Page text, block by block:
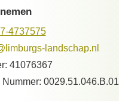
4737575
landschap.nl
41076367
Nummer: 0029.51.046.B.01